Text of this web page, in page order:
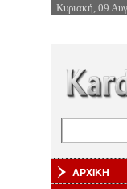
Κυριακή, 09
ΑΡΧΙΚΗ